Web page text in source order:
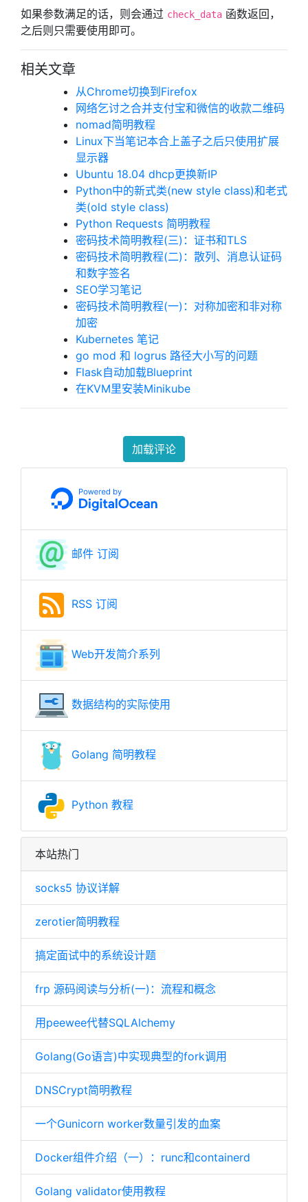
如果参数满足的话，则会通过 check_data 函数返回，
之后则只需要使用即可。
相关文章
从Chrome切换到Firefox
网络乞讨之合并支付宝和微信的收款二维码
nomad简明教程
Linux下当笔记本合上盖子之后只使用扩展
显示器
Ubuntu 18.04 dhcp更换新IP
Python中的新式类(new style class)和老式
类(old style class)
Python Requests 简明教程
密码技术简明教程(三)：证书和TLS
密码技术简明教程(二)：散列、消息认证码
和数字签名
SEO学习笔记
密码技术简明教程(一)：对称加密和非对称
加密
Kubernetes 笔记
go mod 和 logrus 路径大小写的问题
Flask自动加载Blueprint
在KVM里安装Minikube
加载评论
邮件 订阅
RSS 订阅
Web开发简介系列
数据结构的实际使用
Golang 简明教程
Python 教程
本站热门
socks5 协议详解
zerotier简明教程
搞定面试中的系统设计题
frp 源码阅读与分析(一)：流程和概念
用peewee代替SQLAlchemy
Golang(Go语言)中实现典型的fork调用
DNSCrypt简明教程
一个Gunicorn worker数量引发的血案
Docker组件介绍（一）：runc和containerd
Golang validator使用教程